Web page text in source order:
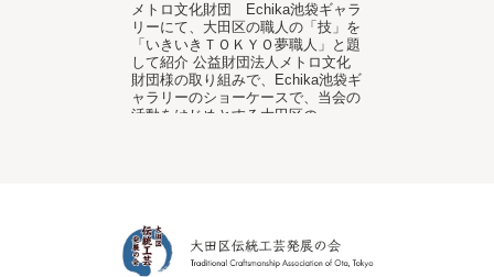
メトロ文化財団 Echika池袋ギャラ
リーにて、大田区の職人の「技」を
「いきいきＴＯＫＹＯ夢職人」と題
して紹介 公益財団法人メトロ文化
財団様の取り組みで、Echika池袋ギ
ャラリーのショーケースで、当会の
活動をはじめとする大田区の...